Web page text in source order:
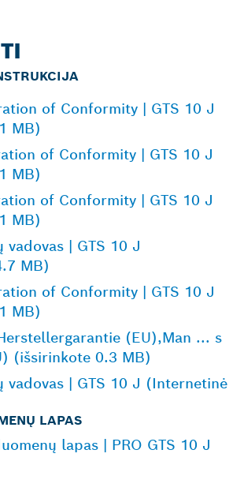
of Conformity | GTS 10 J
MB)
of Conformity | GTS 10 J
MB)
of Conformity | GTS 10 J
MB)
vadovas | GTS 10 J
MB)
of Conformity | GTS 10 J
MB)
(EU),Man ... s
(išsirinkote 0.3 MB)
vadovas | GTS 10 J (Internetinė
LAPAS
lapas | PRO GTS 10 J